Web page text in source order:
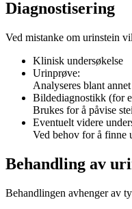
Diagnostisering
Ved mistanke om urinstein
Klinisk undersøkelse
Urinprøve:
Analyseres blant
Bildediagnostikk (for
Brukes for å påvise
Eventuelt videre
Ved behov for å finne
Behandling av
Behandlingen avhenger av